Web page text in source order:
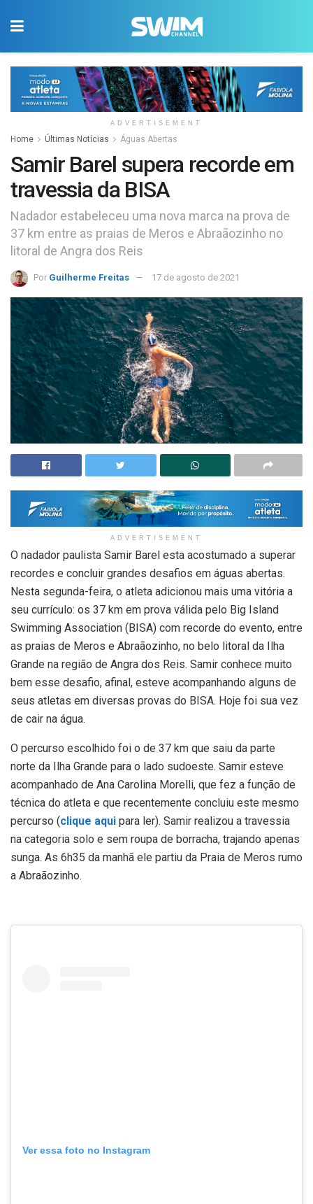
ADVERTISEMENT
Home Últimas Notícias Águas Abertas
Samir Barel supera recorde em
travessia da BISA
Nadador estabeleceu uma nova marca na prova de
37 km entre as praias de Meros e Abraãozinho no
litoral de Angra dos Reis
Por Guilherme Freitas 17 de agosto de 2021
ADVERTISEMENT
O nadador paulista Samir Barel esta acostumado a superar
recordes e concluir grandes desafios em águas abertas.
Nesta segunda-feira, o atleta adicionou mais uma vitória a
seu currículo: os 37 km em prova válida pelo Big Island
Swimming Association (BISA) com recorde do evento, entre
as praias de Meros e Abraãozinho, no belo litoral da Ilha
Grande na região de Angra dos Reis. Samir conhece muito
bem esse desafio, afinal, esteve acompanhando alguns de
seus atletas em diversas provas do BISA. Hoje foi sua vez
de cair na água.
O percurso escolhido foi o de 37 km que saiu da parte
norte da Ilha Grande para o lado sudoeste. Samir esteve
acompanhado de Ana Carolina Morelli, que fez a função de
técnica do atleta e que recentemente concluiu este mesmo
percurso (clique aqui para ler). Samir realizou a travessia
na categoria solo e sem roupa de borracha, trajando apenas
sunga. As 6h35 da manhã ele partiu da Praia de Meros rumo
a Abraãozinho.
Ver essa foto no Instagram